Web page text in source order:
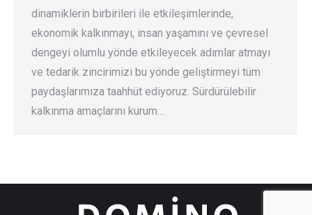
dinamiklerin birbirileri ile etkileşimlerinde,
ekonomik kalkınmayı, insan yaşamını ve çevresel
dengeyi olumlu yönde etkileyecek adımlar atmayı
ve tedarik zincirimizi bu yönde geliştirmeyi tüm
paydaşlarımıza taahhüt ediyoruz. Sürdürülebilir
kalkınma amaçlarını kurum…